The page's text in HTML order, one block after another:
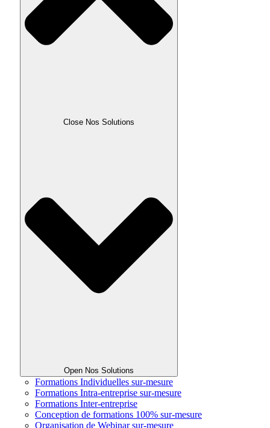
Close Nos Solutions
Open Nos Solutions
Formations Individuelles sur-mesure
Formations Intra-entreprise sur-mesure
Formations Inter-entreprise
Conception de formations 100% sur-mesure
Organisation de Webinar sur-mesure